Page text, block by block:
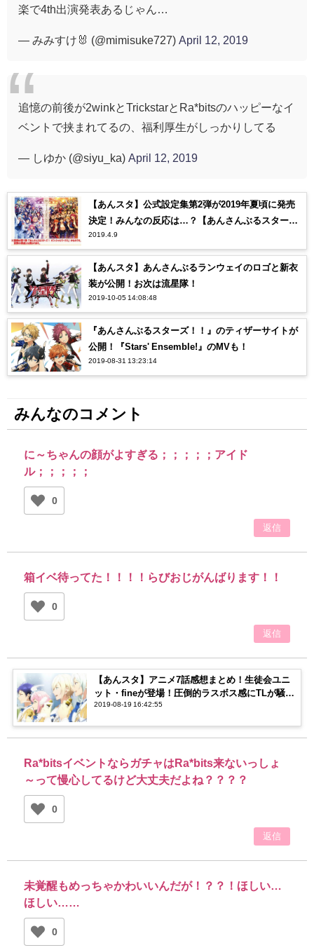
楽で4th出演発表あるじゃん…
— みみすけ🐰 (@mimisuke727) April 12, 2019
追憶の前後が2winkとTrickstarとRa*bitsのハッピーなイ
ベントで挟まれてるの、福利厚生がしっかりしてる
— しゆか (@siyu_ka) April 12, 2019
【あんスタ】公式設定集第2弾が2019年夏頃に発売
決定！みんなの反応は…？【あんさんぶるスター
ズ！】
2019.4.9
【あんスタ】あんさんぶるランウェイのロゴと新衣
装が公開！お次は流星隊！
2019-10-05 14:08:48
『あんさんぶるスターズ！！』のティザーサイトが
公開！『Stars' Ensemble!』のMVも！
2019-08-31 13:23:14
みんなのコメント
に～ちゃんの顔がよすぎる；；；；；アイド
ル；；；；；
0
返信
箱イベ待ってた！！！！らびおじがんばります！！
0
返信
【あんスタ】アニメ7話感想まとめ！生徒会ユニ
ット・fineが登場！圧倒的ラスボス感にTLが騒
然…！
2019-08-19 16:42:55
Ra*bitsイベントならガチャはRa*bits来ないっしょ
～って慢心してるけど大丈夫だよね？？？？
0
返信
未覚醒もめっちゃかわいいんだが！？？！ほしい…
ほしい……
0